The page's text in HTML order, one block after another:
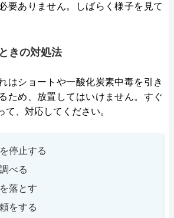
要ありません。しばらく様子を見て
きの対処法
はショートや一酸化炭素中毒を引き
ため、放置してはいけません。すぐ
て、対応してください。
停止する
べる
落とす
をする